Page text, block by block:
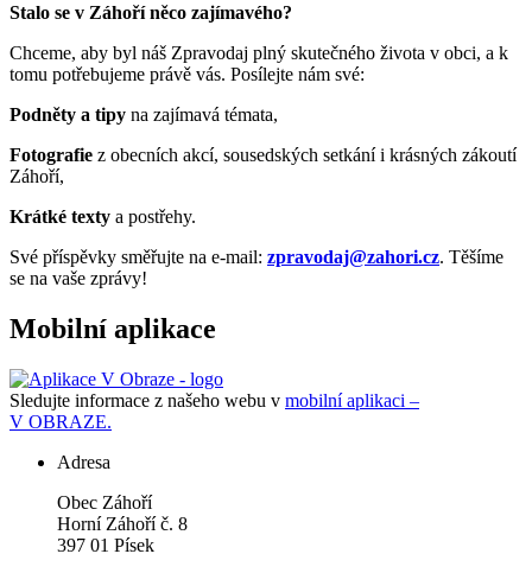
Stalo se v Záhoří něco zajímavého?
Chceme, aby byl náš Zpravodaj plný skutečného života v obci, a k
tomu potřebujeme právě vás. Posílejte nám své:
Podněty a tipy na zajímavá témata,
Fotografie z obecních akcí, sousedských setkání i krásných zákoutí
Záhoří,
Krátké texty a postřehy.
Své příspěvky směřujte na e-mail: zpravodaj@zahori.cz. Těšíme
se na vaše zprávy!
Mobilní aplikace
Sledujte informace z našeho webu v mobilní aplikaci –
V OBRAZE.
Adresa
Obec Záhoří
Horní Záhoří č. 8
397 01 Písek